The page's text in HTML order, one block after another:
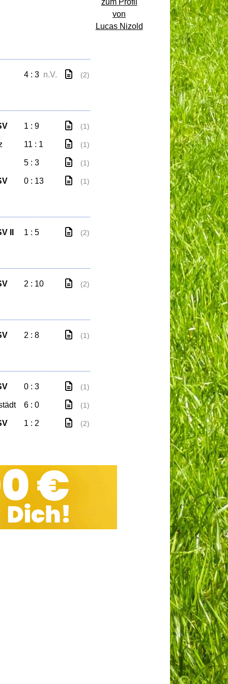
zum Profil
von
Lucas Nizold
4 : 3 n.V. (2)
1 : 9 (1)
11 : 1 (1)
5 : 3 (1)
0 : 13 (1)
II 1 : 5 (2)
2 : 10 (2)
2 : 8 (1)
0 : 3 (1)
6 : 0 (1)
1 : 2 (2)